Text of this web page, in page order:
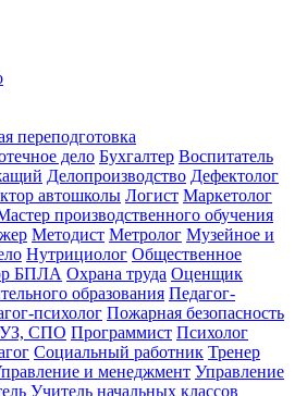
переподготовка
дело Бухгалтер Воспитатель
Делопроизводство Дефектолог
автошколы Логист Маркетолог
производственного обучения
Методист Метролог Музейное и
Нутрициолог Общественное
БПЛА Охрана труда Оценщик
образования Педагог-
психолог Пожарная безопасность
СПО Программист Психолог
Социальный работник Тренер
и менеджмент Управление
Учитель начальных классов